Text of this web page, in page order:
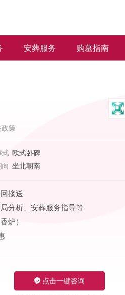
安葬服务 购墓指南
策
式 欧式卧碑
向 坐北朝南
接送
分析、安葬服务指导等
炉）
点击一键咨询